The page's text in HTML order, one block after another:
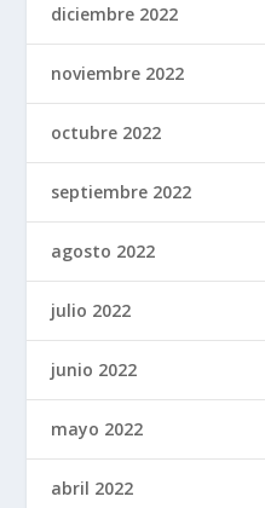
diciembre 2022
noviembre 2022
octubre 2022
septiembre 2022
agosto 2022
julio 2022
junio 2022
mayo 2022
abril 2022